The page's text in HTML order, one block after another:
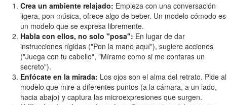
Crea un ambiente relajado: Empieza con una conversación
ligera, pon música, ofrece algo de beber. Un modelo cómodo es
un modelo que se expresa libremente.
Habla con ellos, no solo "posa": En lugar de dar
instrucciones rígidas ("Pon la mano aquí"), sugiere acciones
("Juega con tu cabello", "Mírame como si me contaras un
secreto").
Enfócate en la mirada: Los ojos son el alma del retrato. Pide al
modelo que mire a diferentes puntos (a la cámara, a un lado,
hacia abajo) y captura las microexpresiones que surgen.